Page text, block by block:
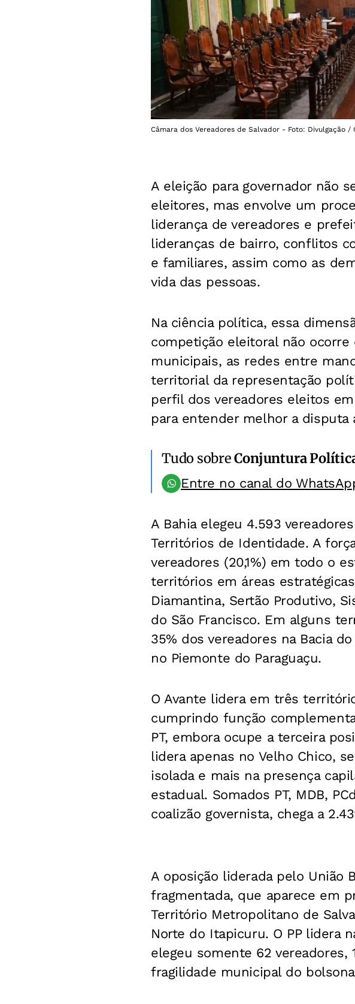
Câmara dos Vereadores de Salvador - Foto: Divulgação /
A eleição para governador não
eleitores, mas envolve um
liderança de vereadores e
lideranças de bairro, conflitos
e familiares, assim como as
vida das pessoas.
Na ciência política, essa
competição eleitoral não
municipais, as redes entre
territorial da representação
perfil dos vereadores eleitos
para entender melhor a disputa
Tudo sobreConjuntura
Entre no canal do
A Bahia elegeu 4.593
Territórios de Identidade. A
vereadores (20,1%) em todo o
territórios em áreas
Diamantina, Sertão Produtivo,
do São Francisco. Em alguns
35% dos vereadores na Bacia
no Piemonte do Paraguaçu.
O Avante lidera em três
cumprindo função
PT, embora ocupe a terceira
lidera apenas no Velho Chico,
isolada e mais na presença
estadual. Somados PT, MDB,
coalizão governista, chega a
A oposição liderada pelo União
fragmentada, que aparece em
Território Metropolitano de
Norte do Itapicuru. O PP lidera
elegeu somente 62 vereadores,
fragilidade municipal do